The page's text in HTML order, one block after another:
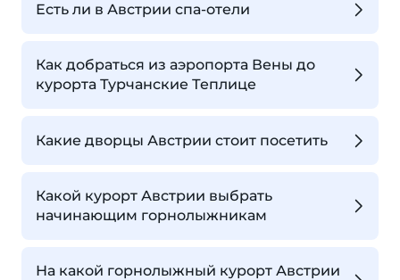
Есть ли в Австрии спа-отели
Как добраться из аэропорта Вены до
курорта Турчанские Теплице
Какие дворцы Австрии стоит посетить
Какой курорт Австрии выбрать
начинающим горнолыжникам
На какой горнолыжный курорт Австрии